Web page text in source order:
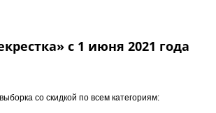
с 1 июня 2021 года
со скидкой по всем категориям: